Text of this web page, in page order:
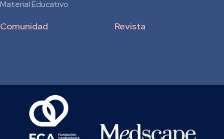
Material Educativo
Revista
Comunidad